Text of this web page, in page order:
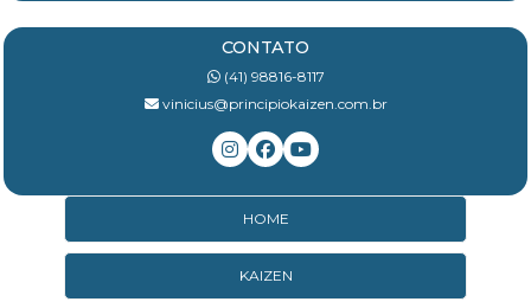
CONTATO
(41) 98816-8117
vinicius@principiokaizen.com.br
HOME
KAIZEN